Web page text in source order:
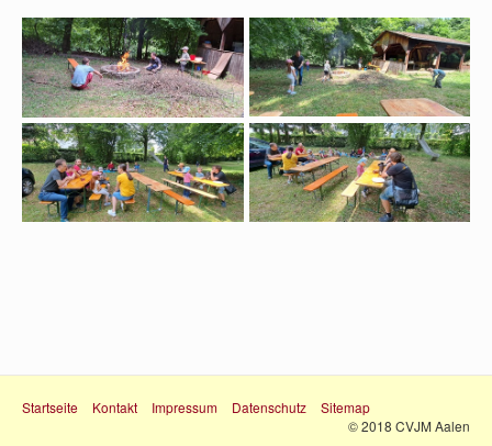
Startseite Kontakt Impressum Datenschutz
Sitemap
© 2018 CVJM Aalen